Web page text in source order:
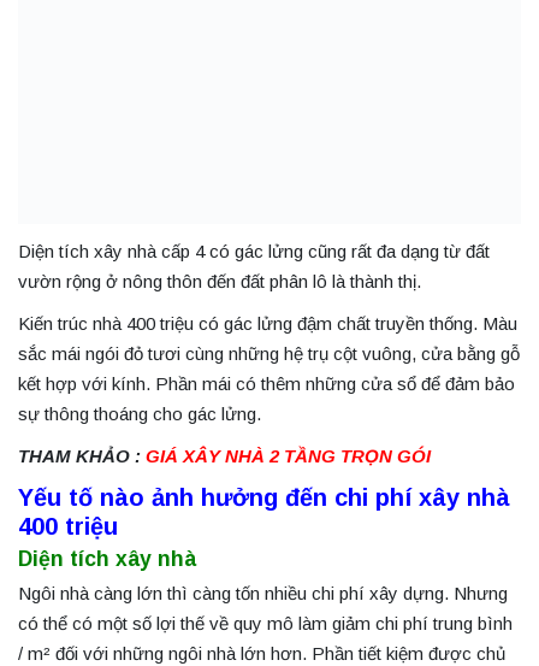
Diện tích xây nhà cấp 4 có gác lửng cũng rất đa dạng từ đất
vườn rộng ở nông thôn đến đất phân lô là thành thị.
Kiến trúc nhà 400 triệu có gác lửng đậm chất truyền thống. Màu
sắc mái ngói đỏ tươi cùng những hệ trụ cột vuông, cửa bằng gỗ
kết hợp với kính. Phần mái có thêm những cửa sổ để đảm bảo
sự thông thoáng cho gác lửng.
THAM KHẢO : GIÁ XÂY NHÀ 2 TẦNG TRỌN GÓI
Yếu tố nào ảnh hưởng đến chi phí xây nhà
400 triệu
Diện tích xây nhà
Ngôi nhà càng lớn thì càng tốn nhiều chi phí xây dựng. Nhưng
có thể có một số lợi thế về quy mô làm giảm chi phí trung bình
/ m² đối với những ngôi nhà lớn hơn. Phần tiết kiệm được chủ